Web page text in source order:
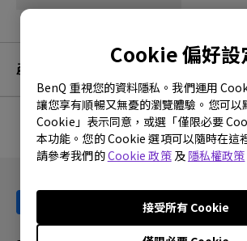
Cookie 偏好設
BenQ 重視您的資料隱私。我們運用
讓您享有順暢又無憂的瀏覽體驗。您可以
Cookie」表示同意，或選「僅限必要
本功能。您的 Cookie 選項可以隨時在這
請參考我們的Cookie 政策及 隱私權政策
接受所有 Cookie
產品服務及保固資訊
沒有相關的保固資訊